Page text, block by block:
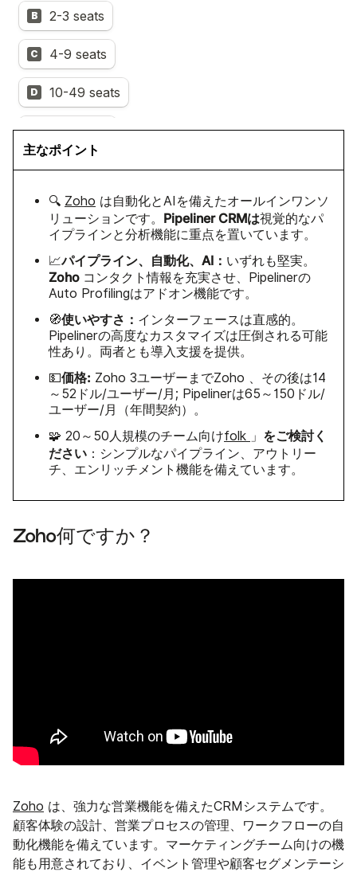
主なポイント
🔍 Zoho は自動化とAIを備えたオールインワンソ
リューションです。 Pipeliner CRMは視覚的なパ
イプラインと分析機能に重点を置いています。
📈パイプライン、自動化、AI： いずれも堅実。
Zoho コンタクト情報を充実させ、Pipelinerの
Auto Profilingはアドオン機能です。
🧭使いやすさ： インターフェースは直感的。
Pipelinerの高度なカスタマイズは圧倒される可能
性あり。両者とも導入支援を提供。
💵価格: Zoho 3ユーザーまでZoho 、その後は14
～52ドル/ユーザー/月; Pipelinerは65～150ドル/
ユーザー/月（年間契約）。
🧩 20～50人規模のチーム向けfolk 」 をご検討く
ださい ：シンプルなパイプライン、アウトリー
チ、エンリッチメント機能を備えています。
Zoho何ですか？
Zoho は、強力な営業機能を備えたCRMシステムです。
顧客体験の設計、営業プロセスの管理、ワークフローの自
動化機能を備えています。マーケティングチーム向けの機
能も用意されており、イベント管理や顧客セグメンテーシ